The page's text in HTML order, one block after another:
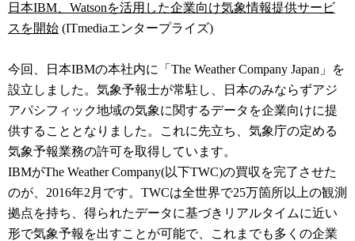
日本IBM、Watsonを活用した企業向け気象情報提供サービ
スを開始 (ITmediaエンタープライズ)
今回、日本IBMの本社内に「The Weather Company Japan」を
設立しました。気象予報士が常駐し、日本のみならずアジ
アパシフィック地域の気象に関するデータを企業向けに提
供することとなりました。これに先立ち、気象庁の定める
気象予報業務の許可を取得しています。
IBMがThe Weather Company(以下TWC)の買収を完了させた
のが、2016年2月です。TWCは全世界で25万箇所以上の観測
拠点を持ち、得られたデータに基づきリアルタイムに近い
形で気象予報を出すことが可能で、これまでも多くの企業